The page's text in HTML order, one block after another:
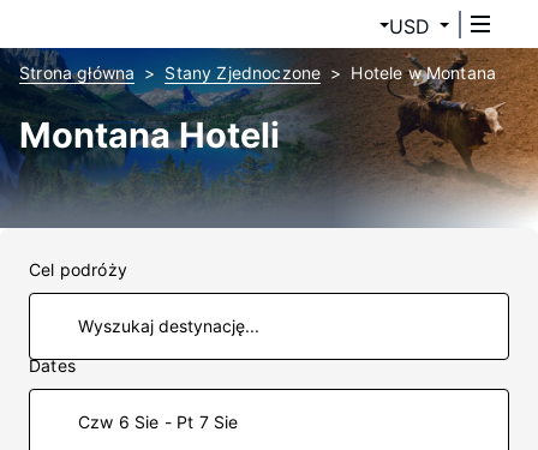
USD
Strona główna Stany Zjednoczone Hotele w Montana
Montana Hoteli
Cel podróży
Dates
Czw 6 Sie - Pt 7 Sie